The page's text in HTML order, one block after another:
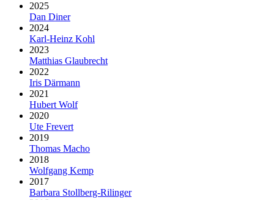
2025
Dan Diner
2024
Karl-Heinz Kohl
2023
Matthias Glaubrecht
2022
Iris Därmann
2021
Hubert Wolf
2020
Ute Frevert
2019
Thomas Macho
2018
Wolfgang Kemp
2017
Barbara Stollberg-Rilinger